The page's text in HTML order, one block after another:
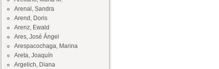
Arenal, Sandra
Arend, Doris
Arenz, Ewald
Ares, José Ángel
Arespacochaga, Marina
Areta, Joaquín
Argelich, Diana